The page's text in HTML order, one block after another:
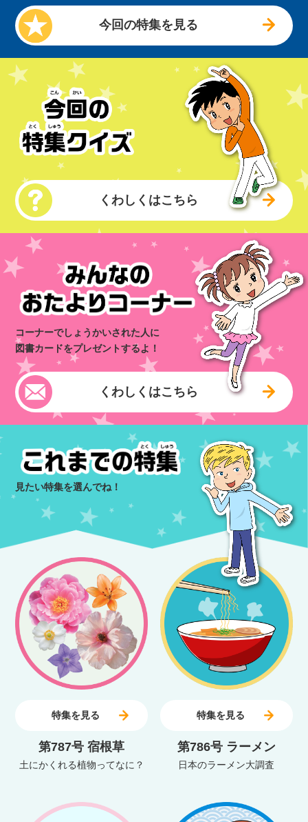
今回の特集を見る
くわしくはこちら
コーナーでしょうかいされた人に
図書カードをプレゼントするよ！
くわしくはこちら
見たい特集を選んでね！
特集を見る
第787号 宿根草
土にかくれる植物ってなに？
特集を見る
第786号 ラーメン
日本のラーメン大調査